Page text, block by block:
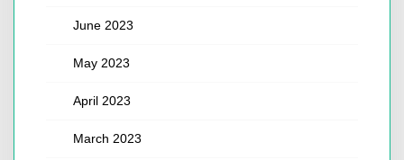
June 2023
May 2023
April 2023
March 2023